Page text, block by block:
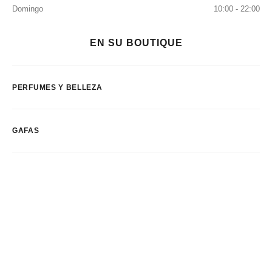
Domingo
10:00 - 22:00
EN SU BOUTIQUE
PERFUMES Y BELLEZA
GAFAS